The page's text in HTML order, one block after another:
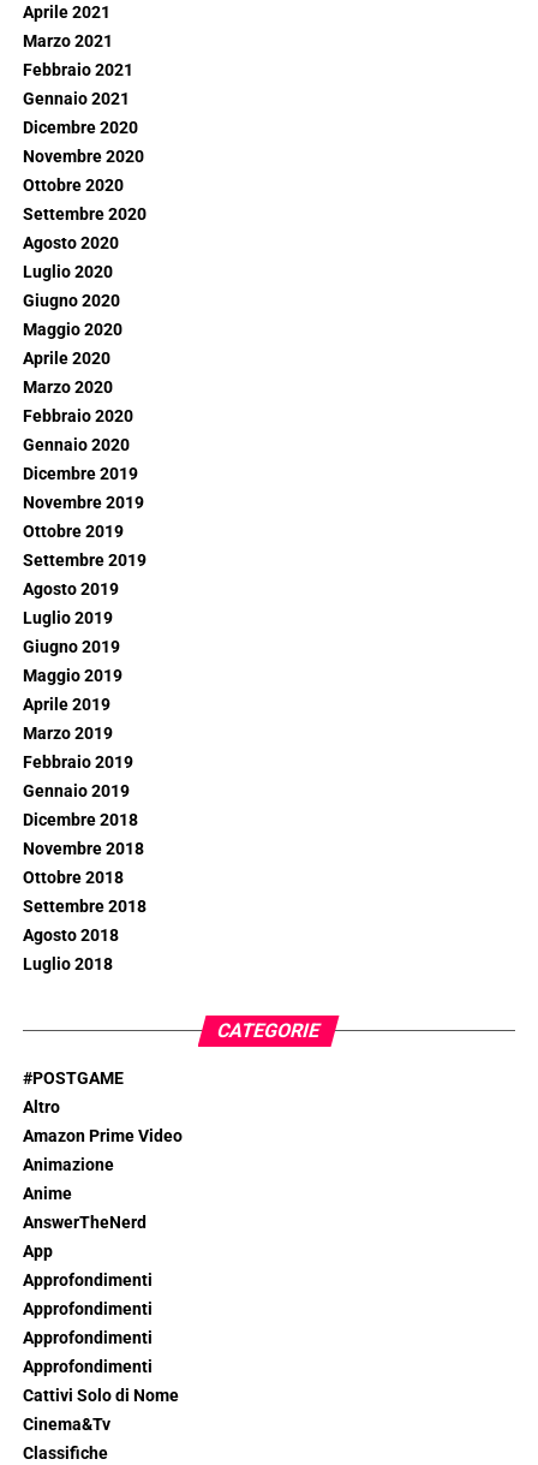
Aprile 2021
Marzo 2021
Febbraio 2021
Gennaio 2021
Dicembre 2020
Novembre 2020
Ottobre 2020
Settembre 2020
Agosto 2020
Luglio 2020
Giugno 2020
Maggio 2020
Aprile 2020
Marzo 2020
Febbraio 2020
Gennaio 2020
Dicembre 2019
Novembre 2019
Ottobre 2019
Settembre 2019
Agosto 2019
Luglio 2019
Giugno 2019
Maggio 2019
Aprile 2019
Marzo 2019
Febbraio 2019
Gennaio 2019
Dicembre 2018
Novembre 2018
Ottobre 2018
Settembre 2018
Agosto 2018
Luglio 2018
CATEGORIE
#POSTGAME
Altro
Amazon Prime Video
Animazione
Anime
AnswerTheNerd
App
Approfondimenti
Approfondimenti
Approfondimenti
Approfondimenti
Cattivi Solo di Nome
Cinema&Tv
Classifiche